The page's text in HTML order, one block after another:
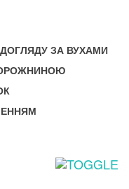
ЗА ВУХАМИ